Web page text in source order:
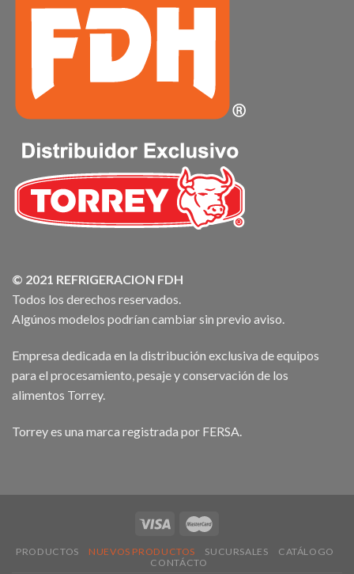
© 2021 REFRIGERACION FDH
Todos los derechos reservados.
Algúnos modelos podrían cambiar sin previo aviso.
Empresa dedicada en la distribución exclusiva de equipos
para el procesamiento, pesaje y conservación de los
alimentos Torrey.
Torrey es una marca registrada por FERSA.
PRODUCTOS NUEVOS PRODUCTOS SUCURSALES
CATÁLOGO
CONTÁCTO